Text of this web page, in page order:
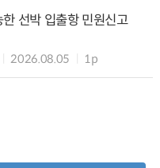
선박 입출항 민원신고
2026.08.05 1p